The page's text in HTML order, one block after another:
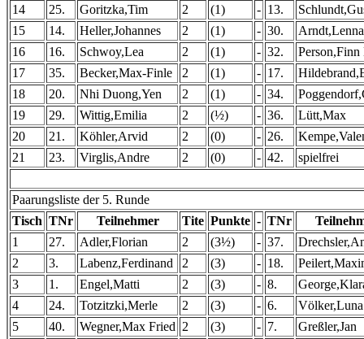
14
25. Goritzka,Tim 2 (1) - 13.
15
14. Heller,Johannes 2 (1) - 30.
16
16. Schwoy,Lea 2 (1) - 32.
Person,Finn
17
35. Becker,Max-Finle 2 (1) - 17.
18
20. Nhi Duong,Yen 2 (1) - 34.
19
29. Wittig,Emilia 2 (½) - 36.
Lütt,Max
20
21. Köhler,Arvid 2 (0) - 26.
21
23. Virglis,Andre 2 (0) - 42. spielfrei
Paarungsliste der 5. Runde
Tisch TNr Teilnehmer Tite Punkte - TNr
1
27. Adler,Florian 2 (3½) - 37.
2
3. Labenz,Ferdinand 2 (3) - 18.
3
1. Engel,Matti 2 (3) - 8.
4
24. Totzitzki,Merle 2 (3) - 6.
Völker,Luna
5
40. Wegner,Max Fried 2 (3) - 7.
Greßler,Jan